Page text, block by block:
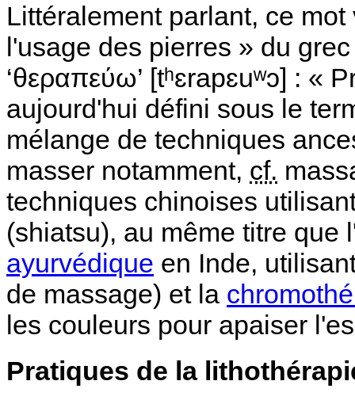
Littéralement parlant, ce
l'usage des pierres » du grec
‘θεραπεύω’ [tʰɛrapɛuʷɔ] :
aujourd'hui défini sous le
mélange de techniques
masser notamment, cf.
techniques chinoises
(shiatsu), au même titre que
ayurvédique en Inde,
de massage) et la
les couleurs pour apaiser
Pratiques de la